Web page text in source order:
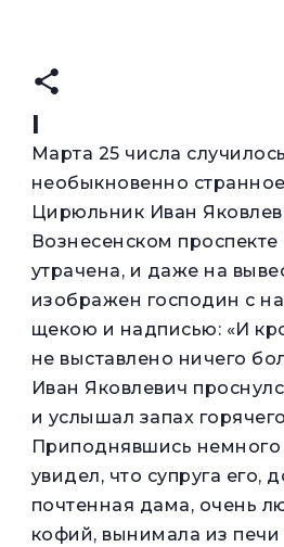
I
М арта 25 числа
необыкновенно
Цирюльник Иван
Вознесенском
утрачена, и даже на
изображен господин с
щекою и надписью: «И
не выставлено ничего
Иван Яковлевич
и услышал запах
Приподнявшись немного
увидел, что супруга его,
почтенная дама, очень
кофий, вынимала из печи